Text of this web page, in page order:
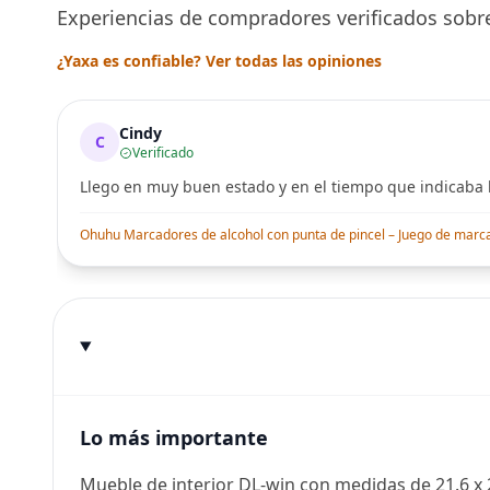
Experiencias de compradores verificados
¿Yaxa es confiable? Ver todas las opiniones
C Cindy
Verificado
Llego en muy buen estado y en el tiempo que indicaba
Ohuhu Marcadores de alcohol con punta de pincel – Juego de
Lo más importante
Mueble de interior DL-win con medidas de 21.6 x